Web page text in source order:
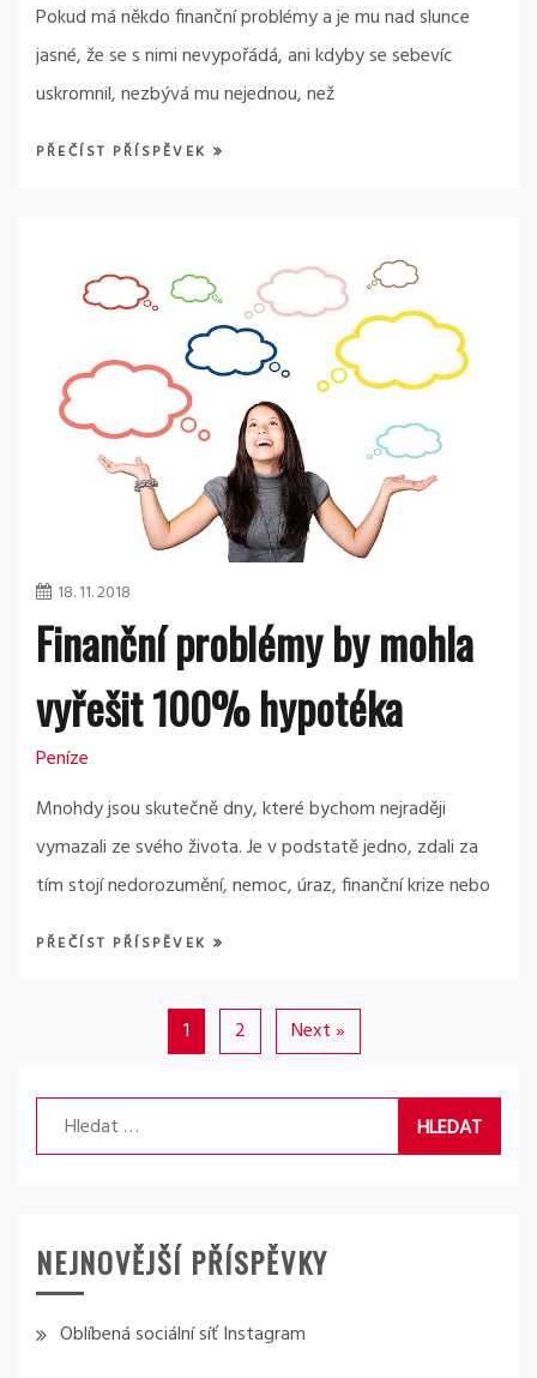
Pokud má někdo finanční problémy a je mu nad slunce
jasné, že se s nimi nevypořádá, ani kdyby se sebevíc
uskromnil, nezbývá mu nejednou, než
PŘEČÍST PŘÍSPĚVEK
18. 11. 2018
Finanční problémy by mohla
vyřešit 100% hypotéka
Peníze
Mnohdy jsou skutečně dny, které bychom nejraději
vymazali ze svého života. Je v podstatě jedno, zdali za
tím stojí nedorozumění, nemoc, úraz, finanční krize nebo
PŘEČÍST PŘÍSPĚVEK
1 2 Next »
Vyhledávání
NEJNOVĚJŠÍ PŘÍSPĚVKY
Oblíbená sociální síť Instagram